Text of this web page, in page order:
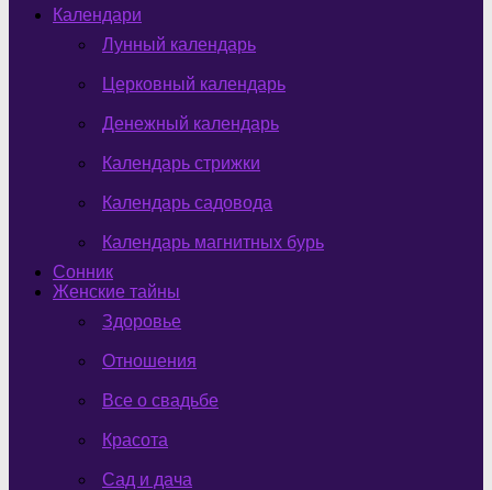
Календари
Лунный календарь
Церковный календарь
Денежный календарь
Календарь стрижки
Календарь садовода
Календарь магнитных бурь
Сонник
Женские тайны
Здоровье
Отношения
Все о свадьбе
Красота
Сад и дача